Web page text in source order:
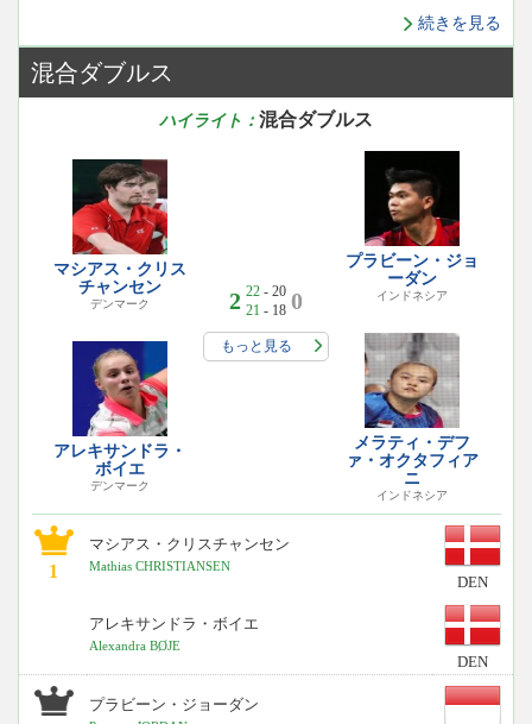
続きを見る
混合ダブルス
ハイライト： 混合ダブルス
マシアス・クリス
チャンセン
デンマーク
アレキサンドラ・
ボイエ
デンマーク
2 22- 20
21 - 18 0
もっと見る
プラビーン・ジョ
ーダン
インドネシア
メラティ・デフ
ァ・オクタフィア
ニ
インドネシア
1
マシアス・クリスチャンセン
Mathias CHRISTIANSEN
DEN
アレキサンドラ・ボイエ
Alexandra BØJE
DEN
プラビーン・ジョーダン